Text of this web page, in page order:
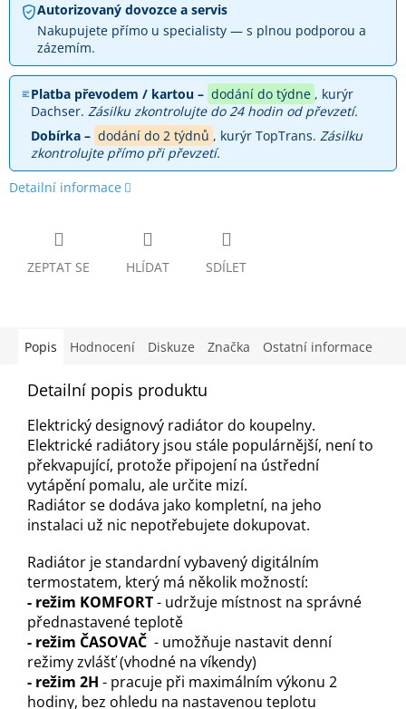
Autorizovaný dovozce a servis
Nakupujete přímo u specialisty — s plnou podporou a
zázemím.
Platba převodem / kartou – dodání do týdne , kurýr
Dachser. Zásilku zkontrolujte do 24 hodin od převzetí.
Dobírka – dodání do 2 týdnů , kurýr TopTrans. Zásilku
zkontrolujte přímo při převzetí.
Detailní informace
ZEPTAT SE HLÍDAT SDÍLET
Popis Hodnocení Diskuze Značka Ostatní informace
Detailní popis produktu
Elektrický designový radiátor do koupelny.
Elektrické radiátory jsou stále populárnější, není to
překvapující, protože připojení na ústřední
vytápění pomalu, ale určite mizí.
Radiátor se dodáva jako kompletní, na jeho
instalaci už nic nepotřebujete dokupovat.
Radiátor je standardní vybavený digitálním
termostatem, který má několik možností:
- režim KOMFORT- udržuje místnost na správné
přednastavené teplotě
- režim ČASOVAČ - umožňuje nastavit denní
režimy zvlášť (vhodné na víkendy)
- režim 2H - pracuje při maximálním výkonu 2
hodiny, bez ohledu na nastavenou teplotu